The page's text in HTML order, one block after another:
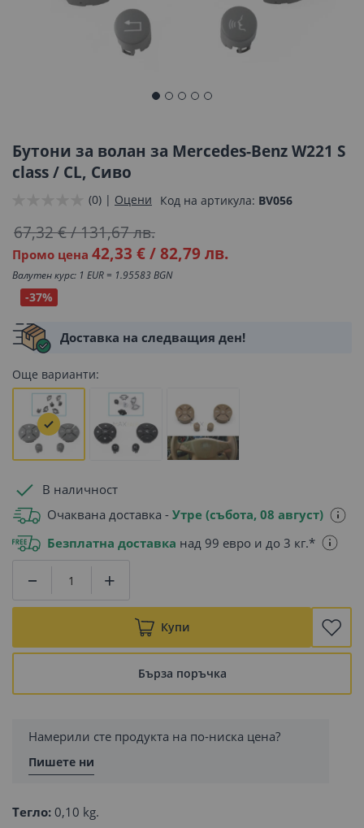
началото
на
галерия
Бутони за волан за Mercedes-Benz W221 S
class / CL, Сиво
(0) | Оцени Код на артикула BV056
Промо цена 42,33 €/82,79 лв.
67,32 €/131,67 лв.
Валутен курс: 1 EUR = 1.95583 BGN
-37%
Доставка на следващия ден!
Още варианти:
В наличност
Очаквана доставка - Утре (събота, 08 август)
Безплатна доставка над 99 евро и до 3 кг.*
Купи
Бърза поръчка
Намерили сте продукта на по-ниска цена?
Пишете ни
Тегло: 0,10 kg.